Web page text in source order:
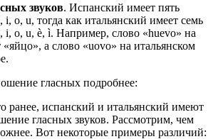
звуков. Испанский имеет пять
i, o, u, тогда как итальянский имеет семь
i, o, u, è, ì. Например, слово «huevo» на
«яйцо», а слово «uovo» на итальянском
гласных подробнее:
ранее, испанский и итальянский имеют
гласных звуков. Рассмотрим, чем
Вот некоторые примеры различий: